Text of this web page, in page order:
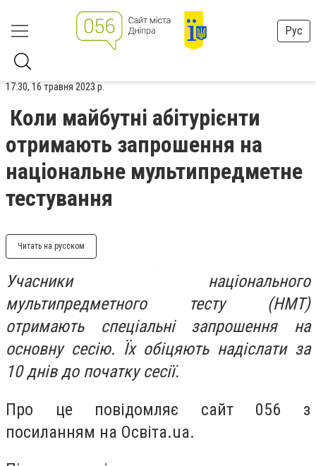
Рус
17:30, 16 травня 2023 р.
Коли майбутні абітурієнти
отримають запрошення на
національне мультипредметне
тестування
Читать на русском
Учасники національного
мультипредметного тесту (НМТ)
отримають спеціальні запрошення на
основну сесію. Їх обіцяють надіслати за
10 днів до початку сесії.
Про це повідомляє сайт 056 з
посиланням на Освіта.ua.